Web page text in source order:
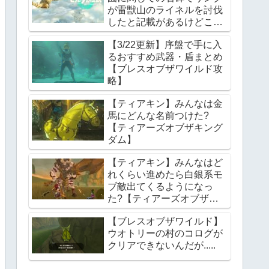
が雷獣山のライネルを討伐
したと記載があるけどこれ
っていつの話?【ティアー
ズオブザキングダム】
【3/22更新】序盤で手に入
るおすすめ武器・盾まとめ
【ブレスオブザワイルド攻
略】
【ティアキン】みんなは金
馬にどんな名前つけた?
【ティアーズオブザキング
ダム】
【ティアキン】みんなはど
れくらい進めたら白銀系モ
ブ敵出てくるようになっ
た?【ティアーズオブザキ
ングダム】
【ブレスオブザワイルド】
ウオトリーの村のコログが
クリアできないんだが.....